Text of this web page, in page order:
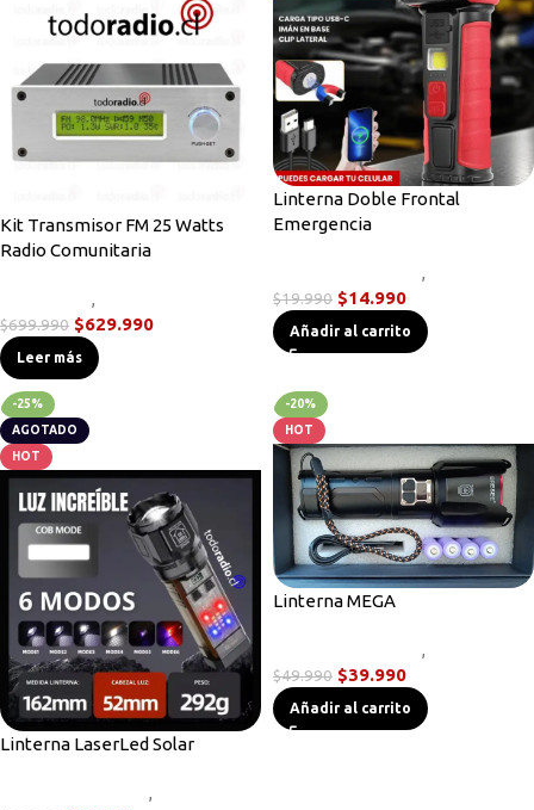
Kit Transmisor FM 25 Watts
Radio Comunitaria
,
$699.990 $629.990
Leer más
Linterna Doble Frontal
Emergencia
,
$19.990 $14.990
Añadir al carrito
-25%
AGOTADO
HOT
Linterna LaserLed Solar
,
-20%
HOT
Linterna MEGA
,
$49.990 $39.990
Añadir al carrito